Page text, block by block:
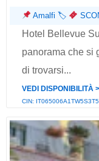
Amalfi 🏷
Hotel Bellevue
panorama che si
di trovarsi...
VEDI DISPONIBILITÀ ˃
CIN: